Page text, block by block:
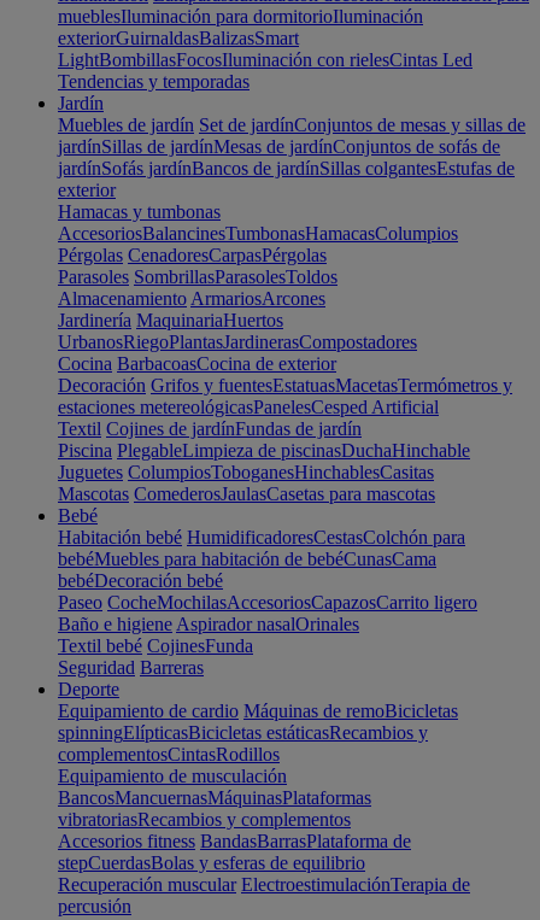
mueblesIluminación para dormitorioIluminación
exteriorGuirnaldasBalizasSmart
LightBombillasFocosIluminación con rielesCintas Led
Tendencias y temporadas
Jardín
Muebles de jardín Set de jardínConjuntos de mesas y sillas de
jardínSillas de jardínMesas de jardínConjuntos de sofás de
jardínSofás jardínBancos de jardínSillas colgantesEstufas de
exterior
Hamacas y tumbonas
AccesoriosBalancinesTumbonasHamacasColumpios
Pérgolas CenadoresCarpasPérgolas
Parasoles SombrillasParasolesToldos
Almacenamiento ArmariosArcones
Jardinería MaquinariaHuertos
UrbanosRiegoPlantasJardinerasCompostadores
Cocina BarbacoasCocina de exterior
Decoración Grifos y fuentesEstatuasMacetasTermómetros y
estaciones metereológicasPanelesCesped Artificial
Textil Cojines de jardínFundas de jardín
Piscina PlegableLimpieza de piscinasDuchaHinchable
Juguetes ColumpiosToboganesHinchablesCasitas
Mascotas ComederosJaulasCasetas para mascotas
Bebé
Habitación bebé HumidificadoresCestasColchón para
bebéMuebles para habitación de bebéCunasCama
bebéDecoración bebé
Paseo CocheMochilasAccesoriosCapazosCarrito ligero
Baño e higiene Aspirador nasalOrinales
Textil bebé CojinesFunda
Seguridad Barreras
Deporte
Equipamiento de cardio Máquinas de remoBicicletas
spinningElípticasBicicletas estáticasRecambios y
complementosCintasRodillos
Equipamiento de musculación
BancosMancuernasMáquinasPlataformas
vibratoriasRecambios y complementos
Accesorios fitness BandasBarrasPlataforma de
stepCuerdasBolas y esferas de equilibrio
Recuperación muscular ElectroestimulaciónTerapia de
percusión